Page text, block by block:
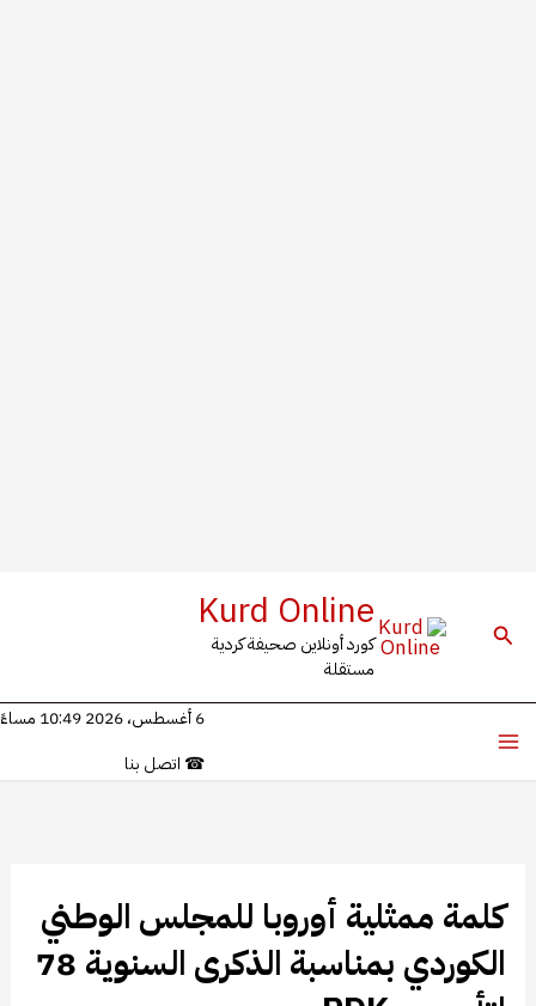
البحث Kurd Online
كورد أونلاين صحيفة كردية
مستقلة
6 أغسطس، 2026 10:49 مساءً
☎ اتصل بنا
كلمة ممثلية أوروبا للمجلس الوطني
الكوردي بمناسبة الذكرى السنوية 78